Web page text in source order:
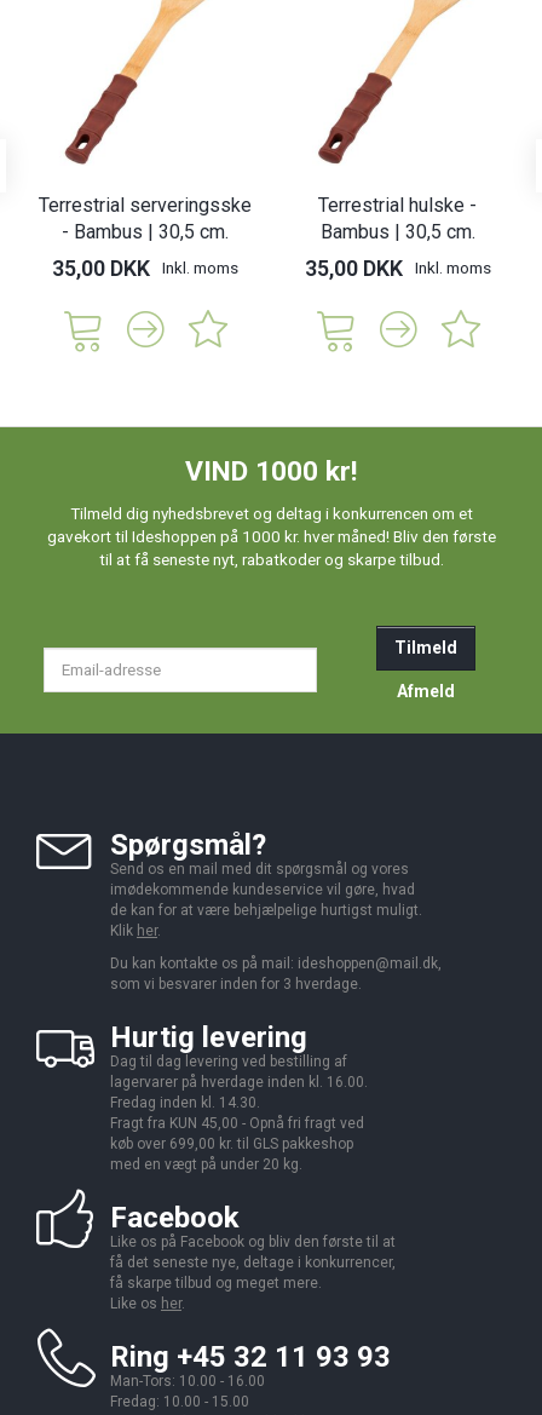
Terrestrial serveringsske
- Bambus | 30,5 cm.
35,00 DKK Inkl. moms
Terrestrial hulske -
Bambus | 30,5 cm.
35,00 DKK Inkl. moms
VIND 1000 kr!
Tilmeld dig nyhedsbrevet og deltag i konkurrencen om et
gavekort til Ideshoppen på 1000 kr. hver måned! Bliv den første
til at få seneste nyt, rabatkoder og skarpe tilbud.
Tilmeld
Afmeld
Spørgsmål?
Send os en mail med dit spørgsmål og vores
imødekommende kundeservice vil gøre, hvad
de kan for at være behjælpelige hurtigst muligt.
Klik her.
Du kan kontakte os på mail: ideshoppen@mail.dk,
som vi besvarer inden for 3 hverdage.
Hurtig levering
Dag til dag levering ved bestilling af
lagervarer på hverdage inden kl. 16.00.
Fredag inden kl. 14.30.
Fragt fra KUN 45,00 - Opnå fri fragt ved
køb over 699,00 kr. til GLS pakkeshop
med en vægt på under 20 kg.
Facebook
Like os på Facebook og bliv den første til at
få det seneste nye, deltage i konkurrencer,
få skarpe tilbud og meget mere.
Like os her.
Ring +45 32 11 93 93
Man-Tors: 10.00 - 16.00
Fredag: 10.00 - 15.00